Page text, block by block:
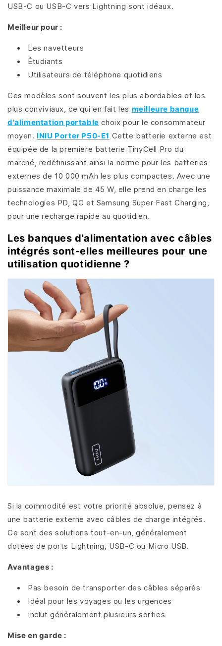
USB-C ou USB-C vers Lightning sont idéaux.
Meilleur pour :
Les navetteurs
Étudiants
Utilisateurs de téléphone quotidiens
Ces modèles sont souvent les plus abordables et les
plus conviviaux, ce qui en fait les meilleure banque
d'alimentation portable choix pour le consommateur
moyen. INIU Porter P50-E1 Cette batterie externe est
équipée de la première batterie TinyCell Pro du
marché, redéfinissant ainsi la norme pour les batteries
externes de 10 000 mAh les plus compactes. Avec une
puissance maximale de 45 W, elle prend en charge les
technologies PD, QC et Samsung Super Fast Charging,
pour une recharge rapide au quotidien.
Les banques d'alimentation avec câbles
intégrés sont-elles meilleures pour une
utilisation quotidienne ?
Si la commodité est votre priorité absolue, pensez à
une batterie externe avec câbles de charge intégrés.
Ce sont des solutions tout-en-un, généralement
dotées de ports Lightning, USB-C ou Micro USB.
Avantages :
Pas besoin de transporter des câbles séparés
Idéal pour les voyages ou les urgences
Inclut généralement plusieurs sorties
Mise en garde :